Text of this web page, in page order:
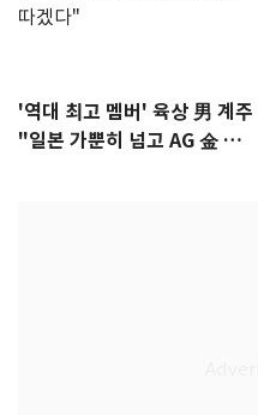
'역대 최고 멤버' 육상 男 계주
"일본 가뿐히 넘고 AG 金 따겠